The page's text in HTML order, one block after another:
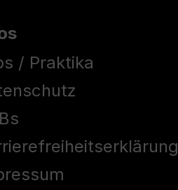
/ Praktika